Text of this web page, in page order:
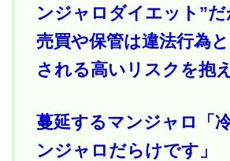
ンジャロダイエット”
売買や保管は違法行為
される高いリスクを抱
蔓延するマンジャロ「
ンジャロだらけです」